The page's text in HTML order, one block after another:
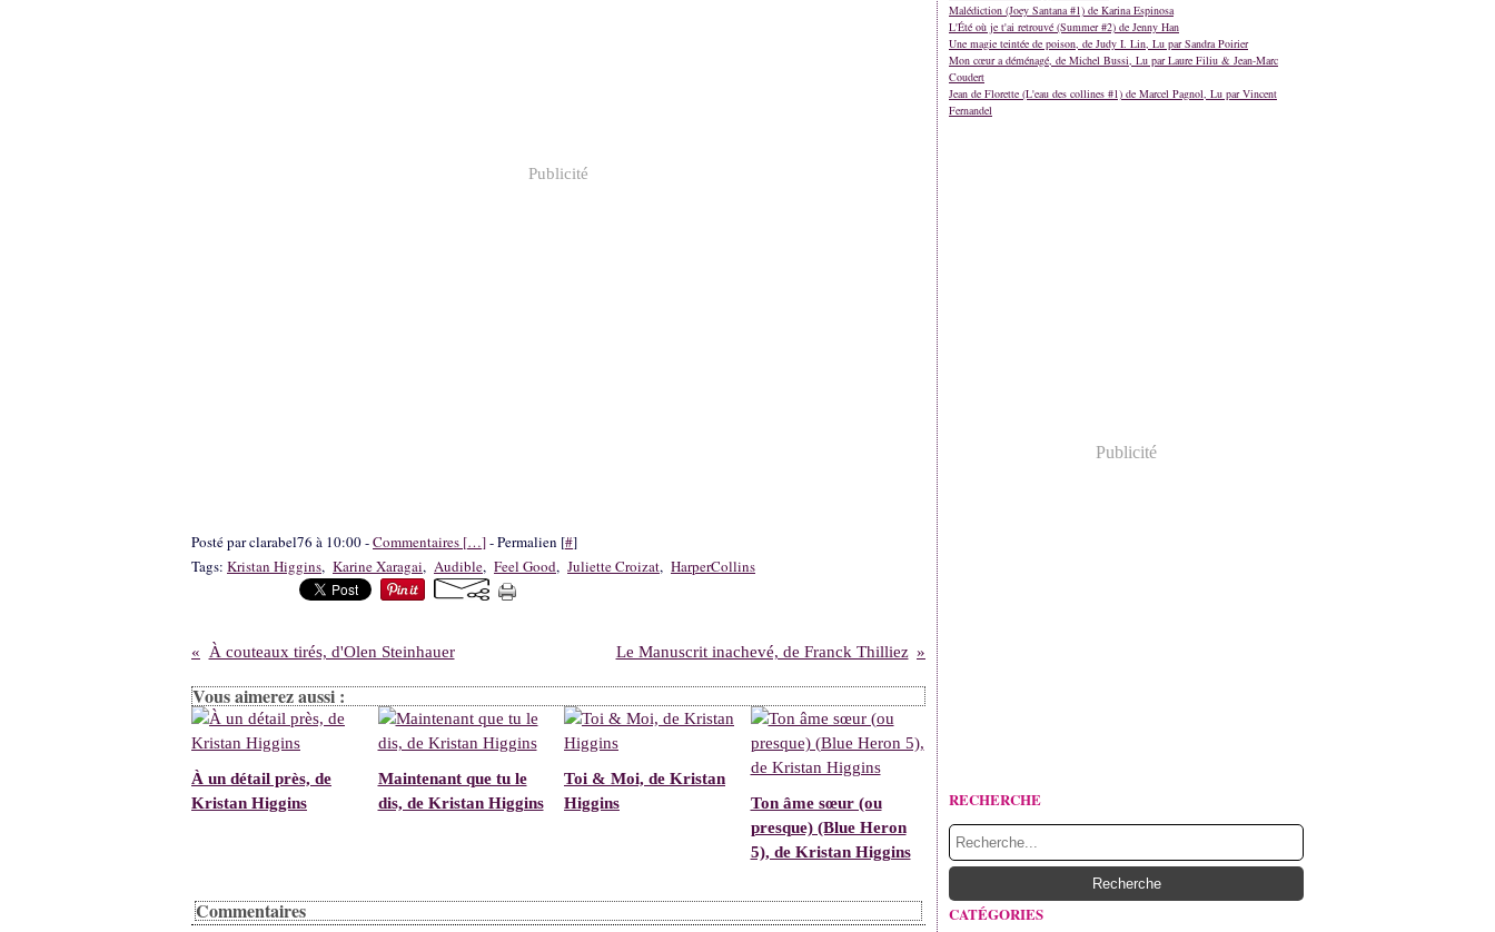
Publicité
Posté par clarabel76 à 10:00 -Commentaires […]- Permalien [#]
Tags: Kristan Higgins, Karine Xaragai, Audible, Feel Good, Juliette Croizat, HarperCollins
À couteaux tirés, d'Olen Steinhauer Le Manuscrit inachevé, de Franck Thilliez
Vous aimerez aussi :
À un détail près, de
Kristan Higgins
Maintenant que tu le
dis, de Kristan Higgins
Toi & Moi, de Kristan
Higgins
Ton âme sœur (ou
presque) (Blue Heron
5), de Kristan Higgins
Commentaires
Malédiction (Joey Santana #1) de Karina Espinosa
L'Été où je t'ai retrouvé (Summer #2) de Jenny Han
Une magie teintée de poison, de Judy I. Lin, Lu par Sandra Poirier
Mon cœur a déménagé, de Michel Bussi, Lu par Laure Filiu & Jean-Marc
Coudert
Jean de Florette (L'eau des collines #1) de Marcel Pagnol, Lu par Vincent
Fernandel
Publicité
RECHERCHE
CATÉGORIES